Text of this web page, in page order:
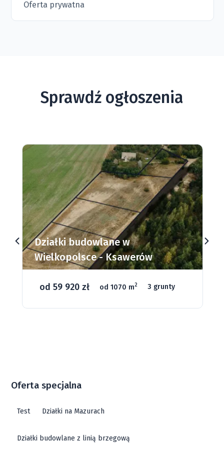
Oferta prywatna
Sprawdź ogłoszenia
Działki budowlane w
Wielkopolsce - Ksawerów
od 59 920 zł od 1070 m2 3 grunty
Oferta specjalna
Test Działki na Mazurach
Działki budowlane z linią brzegową